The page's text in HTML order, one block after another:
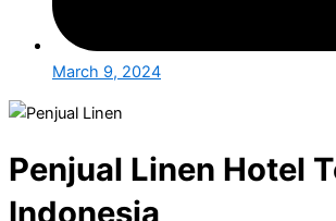
March 9, 2024
Penjual Linen Hotel
Indonesia